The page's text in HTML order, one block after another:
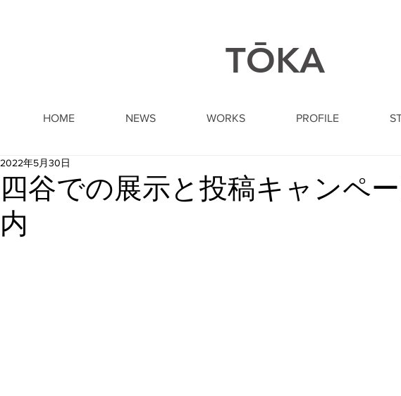
​TŌKA
四谷での展示と投稿キャンペ
内
2022年5月30日
HOME NEWS WORKS PROFILE